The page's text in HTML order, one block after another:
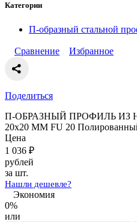
Категории
П-образный стальной
Сравнение Избранное
Поделиться
П-ОБРАЗНЫЙ ПРОФИЛЬ
20x20 ММ FU 20
Цена
1 036 ₽
рублей
за шт.
Нашли дешевле?
Экономия
0%
или